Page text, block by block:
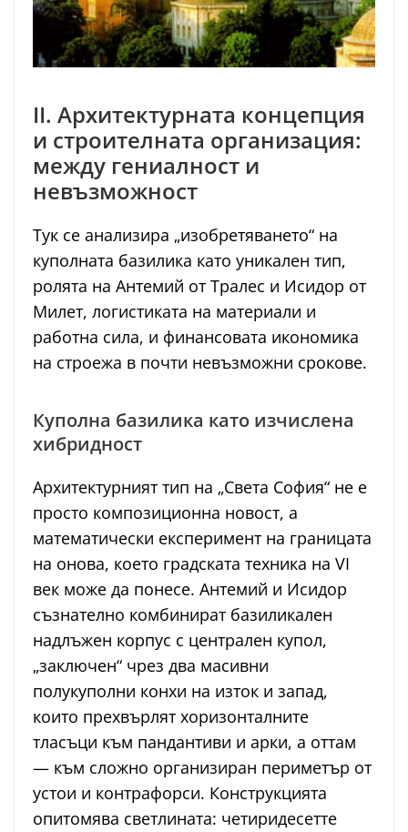
II. Архитектурната концепция
и строителната организация:
между гениалност и
невъзможност
Тук се анализира „изобретяването“ на
куполната базилика като уникален тип,
ролята на Антемий от Тралес и Исидор от
Милет, логистиката на материали и
работна сила, и финансовата икономика
на строежа в почти невъзможни срокове.
Куполна базилика като изчислена
хибридност
Архитектурният тип на „Света София“ не е
просто композиционна новост, а
математически експеримент на границата
на онова, което градската техника на VI
век може да понесе. Антемий и Исидор
съзнателно комбинират базиликален
надлъжен корпус с централен купол,
„заключен“ чрез два масивни
полукуполни конхи на изток и запад,
които прехвърлят хоризонталните
тласъци към пандантиви и арки, а оттам
— към сложно организиран периметър от
устои и контрафорси. Конструкцията
опитомява светлината: четиридесетте